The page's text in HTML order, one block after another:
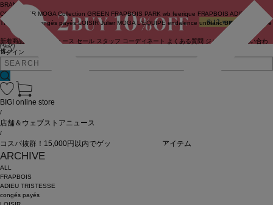
ログイン
BRAND
COUTURIER MOGA Collection GREEN FRAPBOIS PARK wb feerique FRAPBOIS ADIEU
TRISTESSE
congés payés LOISIR Julier MOGA L'EQUIPE endalence unbilanc BIGI online store
新着商品 ニュース セール スタッフ コーディネート よくある質問 ジャーナル
お問い合わ
せ
BIGI online store
/
店舗＆ウェブストアニュース
/
コスパ抜群！15,000円以内でゲットできるセールアイテム
ARCHIVE
ALL
FRAPBOIS
ADIEU TRISTESSE
congés payés